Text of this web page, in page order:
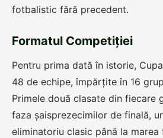
fotbalistic fără precedent.
Formatul Competiției
Pentru prima dată în istorie,
48 de echipe, împărțite în 16
Primele două clasate din fiecare
faza șaisprezecimilor de finală,
eliminatoriu clasic până la marea